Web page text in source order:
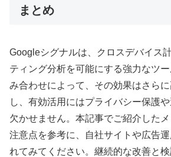
まとめ
Googleシグナルは、クロスデバイス
ティング分析を可能にする強力なツ
み合わせによって、その効果はさら
し、有効活用にはプライバシー保護
欠かせません。本記事でご紹介したメ
注意点を参考に、自社サイトや広告
れてみてください。継続的な改善と